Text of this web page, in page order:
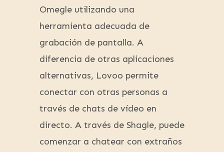
Omegle utilizando una
herramienta adecuada de
grabación de pantalla. A
diferencia de otras aplicaciones
alternativas, Lovoo permite
conectar con otras personas a
través de chats de vídeo en
directo. A través de Shagle, puede
comenzar a chatear con extraños